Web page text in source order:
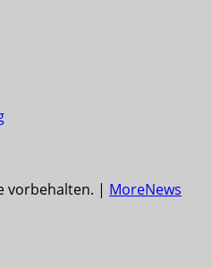
vorbehalten. | MoreNews